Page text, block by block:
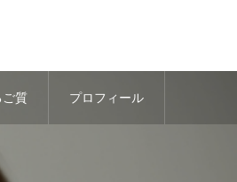
ご質 プロフィール